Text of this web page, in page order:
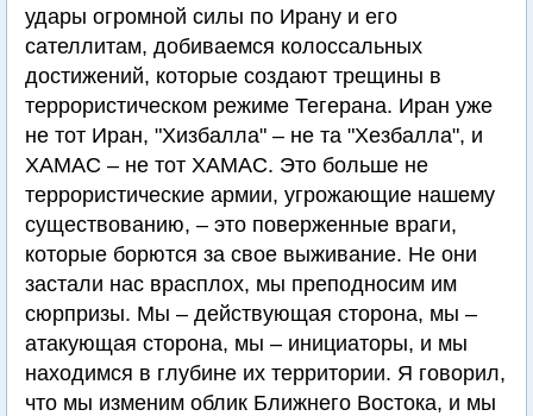
удары огромной силы по Ирану и его
сателлитам, добиваемся колоссальных
достижений, которые создают трещины в
террористическом режиме Тегерана. Иран уже
не тот Иран, "Хизбалла" – не та "Хезбалла", и
ХАМАС – не тот ХАМАС. Это больше не
террористические армии, угрожающие нашему
существованию, – это поверженные враги,
которые борются за свое выживание. Не они
застали нас врасплох, мы преподносим им
сюрпризы. Мы – действующая сторона, мы –
атакующая сторона, мы – инициаторы, и мы
находимся в глубине их территории. Я говорил,
что мы изменим облик Ближнего Востока, и мы